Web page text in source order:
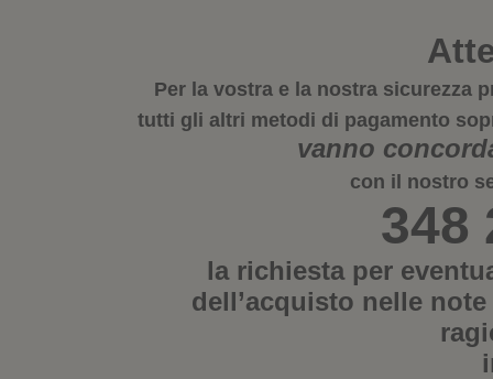
Per la vostra e la nostra sicurezza
tutti gli altri metodi di pagamento
vanno
con il nostro
348
la richiesta per
dell’acquisto nelle